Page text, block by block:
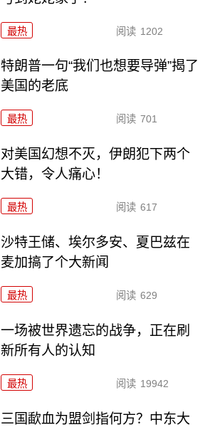
最热 阅读 1202
特朗普一句“我们也想要导弹”揭了
美国的老底
最热 阅读 701
对美国幻想不灭，伊朗犯下两个
大错，令人痛心！
最热 阅读 617
沙特王储、埃尔多安、夏巴兹在
麦加搞了个大新闻
最热 阅读 629
一场被世界遗忘的战争，正在刷
新所有人的认知
最热 阅读 19942
三国歃血为盟剑指何方？中东大